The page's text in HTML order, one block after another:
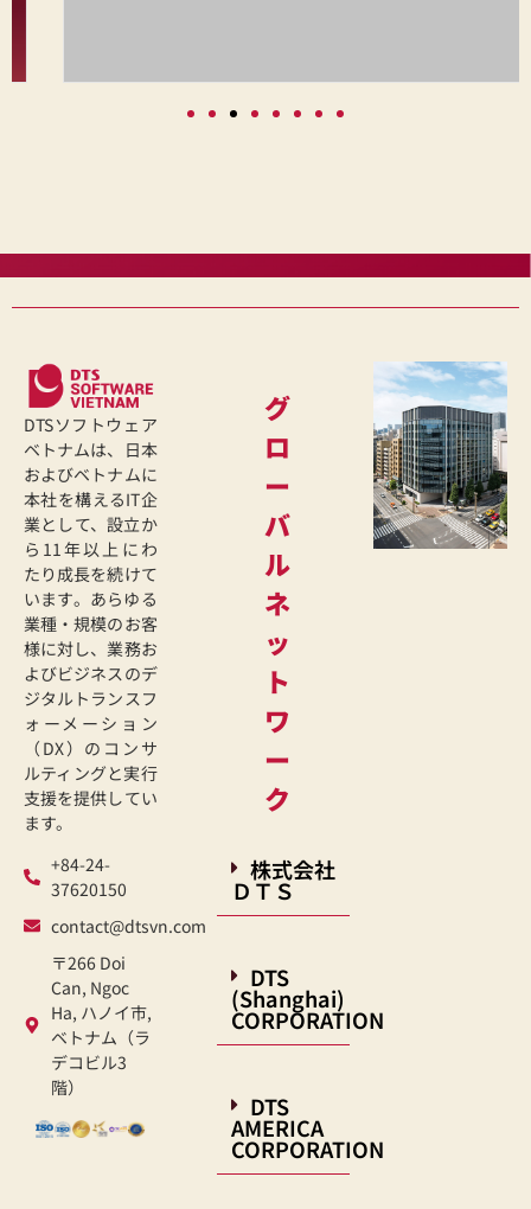
DTSソフトウェア
ベトナムは、日本
およびベトナムに
本社を構えるIT企
業として、設立か
ら11年以上にわ
たり成長を続けて
います。あらゆる
業種・規模のお客
様に対し、業務お
よびビジネスのデ
ジタルトランスフ
ォーメーション
（DX）のコンサ
ルティングと実行
支援を提供してい
ます。
+84-24-
37620150
contact@dtsvn.com
〒266 Doi
Can, Ngoc
Ha, ハノイ市,
ベトナム（ラ
デコビル3
階）
グ
ロ
ー
バ
ル
ネ
ッ
ト
ワ
ー
ク
株式会社
ＤＴＳ
DTS
(Shanghai)
CORPORATION
DTS
AMERICA
CORPORATION